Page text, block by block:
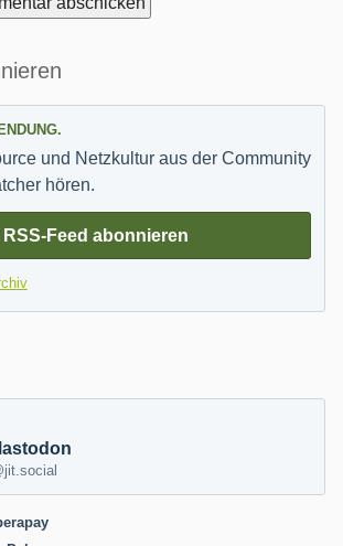
und Netzkultur aus der Community
hören.
RSS-Feed abonnieren